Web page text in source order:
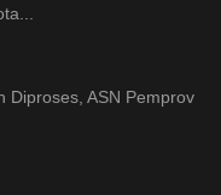
Diproses, ASN Pemprov